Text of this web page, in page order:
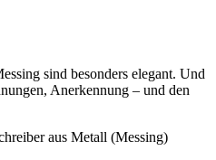
sind besonders elegant. Und
Anerkennung – und den
aus Metall (Messing)